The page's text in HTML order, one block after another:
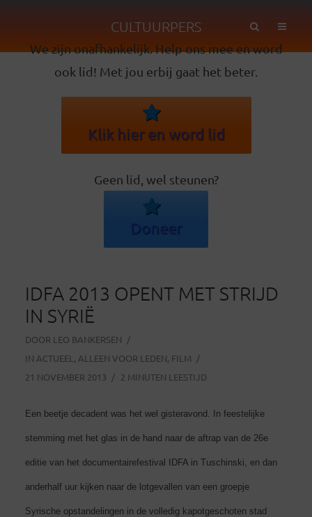
CULTUURPERS
We zijn onafhankelijk. Help ons mee en word
ook lid! Met jou erbij gaat het beter.
Klik hier en word lid
Geen lid, wel steunen?
Doneer
IDFA 2013 OPENT MET STRIJD
IN SYRIË
DOOR LEO BANKERSEN
IN ACTUEEL , ALLEEN VOOR LEDEN, FILM
21 NOVEMBER 2013
2 MINUTEN LEESTIJD
Een beetje decadent was het wel gisteravond. In feestelijke
stemming met het glas in de hand naar de aftrap van de 26e
editie van het documentairefestival IDFA in Tuschinski, en dan
anderhalf uur kijken naar de lotgevallen van een groepje
Syrische opstandelingen in de volledig kapotgeschoten stad